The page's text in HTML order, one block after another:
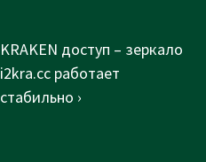
Next
Post
is
KRAKEN доступ – зеркало
i2kra.cc работает
стабильно ›